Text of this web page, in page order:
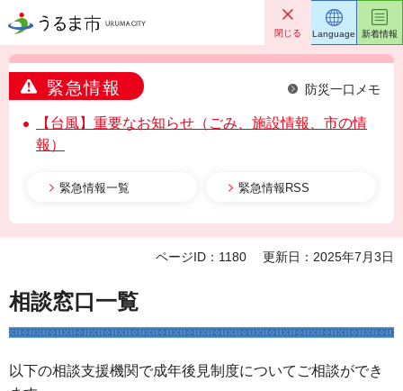
うるま市 閉じる
緊急情報 防災一口メモ
【台風】重要なお知らせ（ごみ、施設情報、市の情
報）
緊急情報一覧 緊急情報RSS
Language 新着情報
ページID：1180 更新日：2025年7月3日
相談窓口一覧
以下の相談支援機関で成年後見制度についてご相談ができ